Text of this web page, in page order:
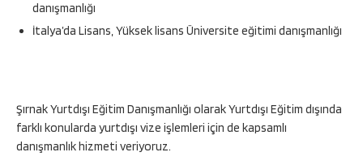
danışmanlığı
İtalya’da Lisans, Yüksek lisans Üniversite eğitimi danışmanlığı
Şırnak Yurtdışı Eğitim Danışmanlığı olarak Yurtdışı Eğitim dışında
farklı konularda yurtdışı vize işlemleri için de kapsamlı
danışmanlık hizmeti veriyoruz.